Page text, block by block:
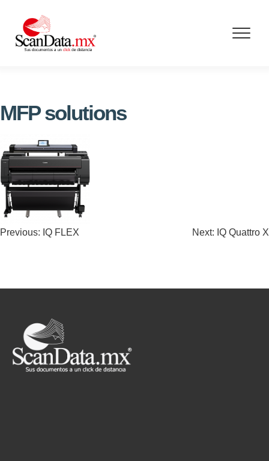
content
MFP solutions
Navegación
Previous: IQ FLEX Next: IQ Quattro X